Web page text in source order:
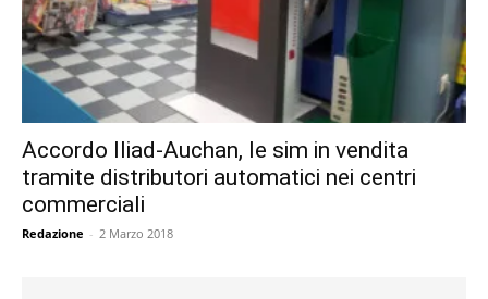
Accordo Iliad-Auchan, le sim in vendita
tramite distributori automatici nei centri
commerciali
Redazione - 2 Marzo 2018